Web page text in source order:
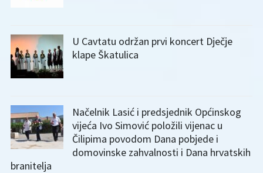
U Cavtatu održan prvi koncert Dječje
klape Škatulica
Načelnik Lasić i predsjednik Općinskog
vijeća Ivo Simović položili vijenac u
Čilipima povodom Dana pobjede i
domovinske zahvalnosti i Dana hrvatskih
branitelja